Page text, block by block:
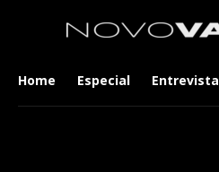
Home Especial Entrevista